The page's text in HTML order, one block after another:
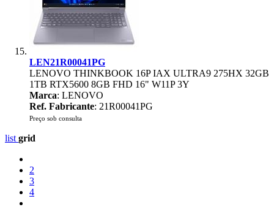
LEN21R00041PG
LENOVO THINKBOOK 16P IAX ULTRA9 275HX 32GB
1TB RTX5600 8GB FHD 16" W11P 3Y
Marca: LENOVO
Ref. Fabricante: 21R00041PG
Preço sob consulta
list grid
2
3
4